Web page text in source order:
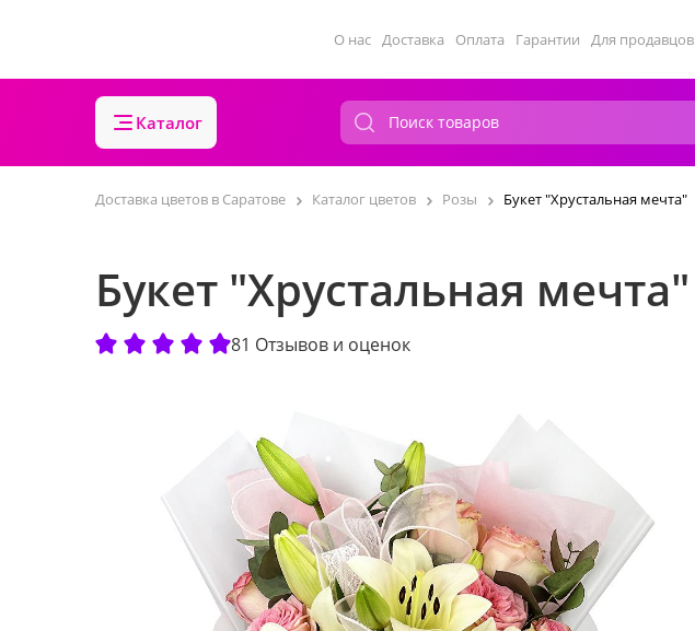
О нас Доставка Оплата Гарантии Для продавцов
Каталог
Доставка цветов в Саратове Каталог цветов Розы Букет "Хрустальная мечта"
Букет "Хрустальная мечта"
81 Отзывов и оценок